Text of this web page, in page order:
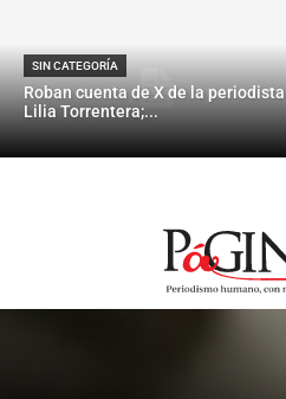
SIN CATEGORÍA
Roban cuenta de X de la periodista
Lilia Torrentera;...